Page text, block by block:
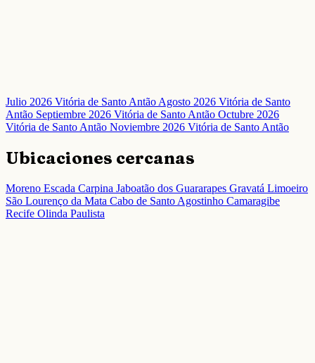
Julio 2026 Vitória de Santo AntãoAgosto 2026 Vitória de Santo
Antão Septiembre 2026 Vitória de Santo Antão Octubre 2026
Vitória de Santo Antão Noviembre 2026 Vitória de Santo Antão
Ubicaciones cercanas
Moreno Escada Carpina Jaboatão dos Guararapes Gravatá Limoeiro
São Lourenço da Mata Cabo de Santo Agostinho Camaragibe
Recife Olinda Paulista